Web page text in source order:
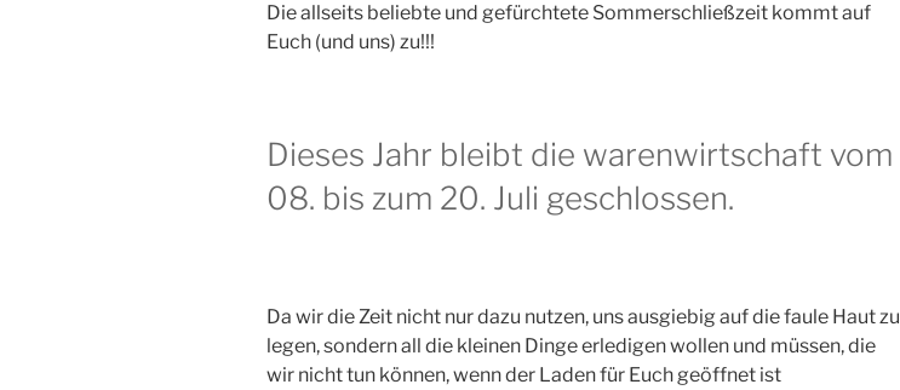
Die allseits beliebte und gefürchtete Sommerschließzeit kommt auf
Euch (und uns) zu!!!
Dieses Jahr bleibt die warenwirtschaft vom
08. bis zum 20. Juli geschlossen.
Da wir die Zeit nicht nur dazu nutzen, uns ausgiebig auf die faule Haut zu
legen, sondern all die kleinen Dinge erledigen wollen und müssen, die
wir nicht tun können, wenn der Laden für Euch geöffnet ist